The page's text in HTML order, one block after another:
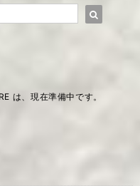
は、現在準備中です。